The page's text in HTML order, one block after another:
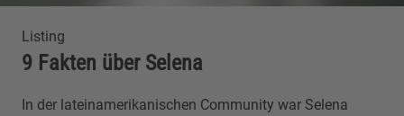
Listing
9 Fakten über Selena
In der lateinamerikanischen Community war Selena